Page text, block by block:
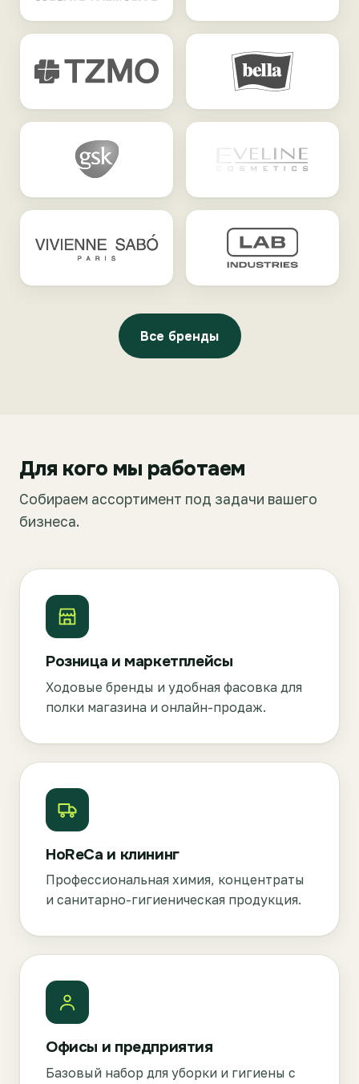
Все бренды
Для кого мы работаем
Собираем ассортимент под задачи вашего
бизнеса.
Розница и маркетплейсы
Ходовые бренды и удобная фасовка для
полки магазина и онлайн-продаж.
HoReCa и клининг
Профессиональная химия, концентраты
и санитарно-гигиеническая продукция.
Офисы и предприятия
Базовый набор для уборки и гигиены с